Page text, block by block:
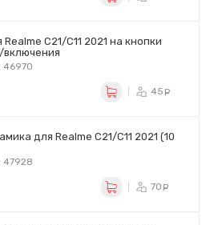
C21/C11 2021 на кнопки
включения
46970
45
для Realme C21/C11 2021 (10
47928
70